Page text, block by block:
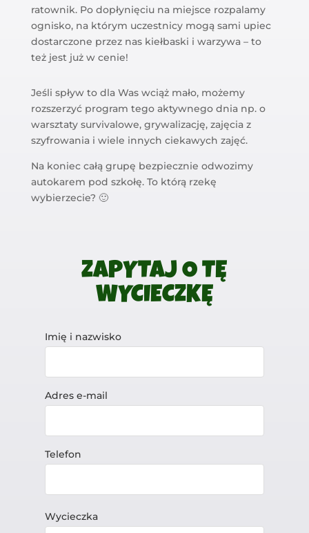
ratownik. Po dopłynięciu na miejsce rozpalamy
ognisko, na którym uczestnicy mogą sami upiec
dostarczone przez nas kiełbaski i warzywa – to
też jest już w cenie!
Jeśli spływ to dla Was wciąż mało, możemy
rozszerzyć program tego aktywnego dnia np. o
warsztaty survivalowe, grywalizację, zajęcia z
szyfrowania i wiele innych ciekawych zajęć.
Na koniec całą grupę bezpiecznie odwozimy
autokarem pod szkołę. To którą rzekę
wybierzecie? 🙂
ZAPYTAJ O TĘ
WYCIECZKĘ
Imię i nazwisko
Adres e-mail
Telefon
Wycieczka